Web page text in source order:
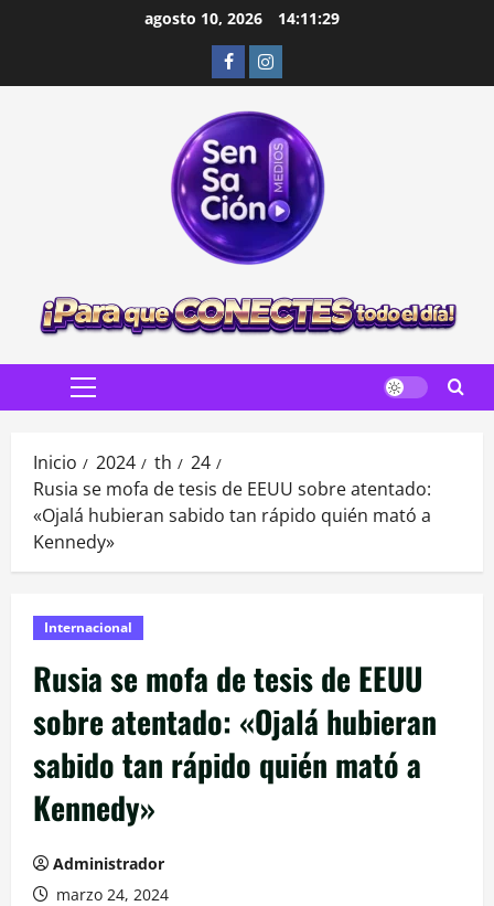
agosto 10, 2026 14:11:31
FacebookInstagram
Menú
Inicio 2024 th
24
Rusia se mofa de tesis de EEUU sobre atentado:
«Ojalá hubieran sabido tan rápido quién mató a
Kennedy»
Internacional
Rusia se mofa de tesis de EEUU
sobre atentado: «Ojalá hubieran
sabido tan rápido quién mató a
Kennedy»
Administrador
marzo 24, 2024